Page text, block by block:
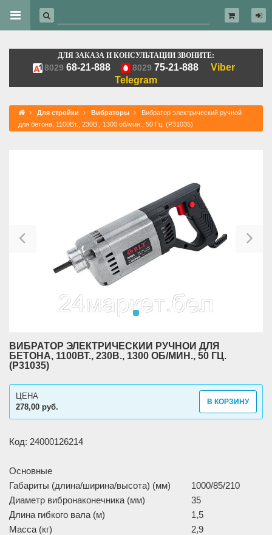
ДЛЯ ЗАКАЗА И КОНСУЛЬТАЦИИ ЗВОНИТЕ:
8029 68-21-888 8029 75-21-888
Viber
Telegram
Для стройки Вибраторы
Вибратор электрический ручной
для бетона, 1100Вт., 230В., 1300 об/мин., 50 Гц. (P31035)
ВИБРАТОР ЭЛЕКТРИЧЕСКИЙ РУЧНОЙ ДЛЯ
БЕТОНА, 1100ВТ., 230В., 1300 ОБ/МИН., 50 ГЦ.
(P31035)
278,00 руб.
ЦЕНА
В КОРЗИНУ
Код: 24000126214
Основные
Габариты (длина/ширина/высота) (мм)
1000/85/210
Диаметр вибронаконечника (мм)
35
Длина гибкого вала (м)
1,5
Масса (кг)
2,9